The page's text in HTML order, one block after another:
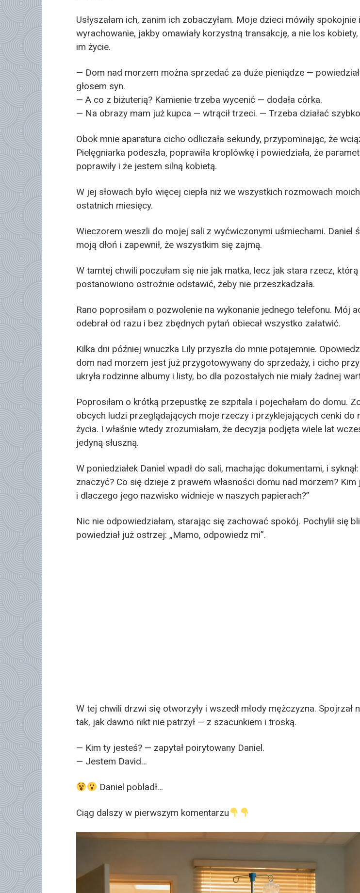
Usłyszałam ich, zanim ich zobaczyłam. Moje dzieci mówiły spokojnie i
wyrachowanie, jakby omawiały korzystną transakcję, a nie los kobiety,
im życie.
— Dom nad morzem można sprzedać za duże pieniądze —
głosem syn.
— A co z biżuterią? Kamienie trzeba wycenić — dodała córka.
— Na obrazy mam już kupca — wtrącił trzeci. — Trzeba działać
Obok mnie aparatura cicho odliczała sekundy, przypominając, że
Pielęgniarka podeszła, poprawiła kroplówkę i powiedziała, że
poprawiły i że jestem silną kobietą.
W jej słowach było więcej ciepła niż we wszystkich rozmowach
ostatnich miesięcy.
Wieczorem weszli do mojej sali z wyćwiczonymi uśmiechami. Daniel
moją dłoń i zapewnił, że wszystkim się zajmą.
W tamtej chwili poczułam się nie jak matka, lecz jak stara rzecz, którą
postanowiono ostrożnie odstawić, żeby nie przeszkadzała.
Rano poprosiłam o pozwolenie na wykonanie jednego telefonu. Mój
odebrał od razu i bez zbędnych pytań obiecał wszystko załatwić.
Kilka dni później wnuczka Lily przyszła do mnie potajemnie.
dom nad morzem jest już przygotowywany do sprzedaży, i cicho
ukryła rodzinne albumy i listy, bo dla pozostałych nie miały żadnej
Poprosiłam o krótką przepustkę ze szpitala i pojechałam do domu.
obcych ludzi przeglądających moje rzeczy i przyklejających cenki do
życia. I właśnie wtedy zrozumiałam, że decyzja podjęta wiele lat
jedyną słuszną.
W poniedziałek Daniel wpadł do sali, machając dokumentami, i
znaczyć? Co się dzieje z prawem własności domu nad morzem? Kim
i dlaczego jego nazwisko widnieje w naszych papierach?”
Nic nie odpowiedziałam, starając się zachować spokój. Pochylił się
powiedział już ostrzej: „Mamo, odpowiedz mi”.
W tej chwili drzwi się otworzyły i wszedł młody mężczyzna. Spojrzał
tak, jak dawno nikt nie patrzył — z szacunkiem i troską.
— Kim ty jesteś? — zapytał poirytowany Daniel.
— Jestem David…
Daniel pobladł…
Ciąg dalszy w pierwszym komentarzu